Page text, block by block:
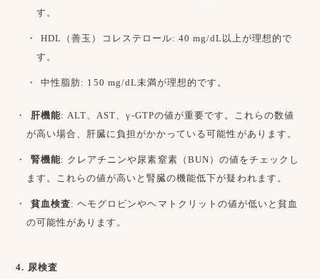
す。
HDL（善玉）コレステロール: 40 mg/dL以上が理想的で
す。
中性脂肪: 150 mg/dL未満が理想的です。
肝機能: ALT、AST、γ-GTPの値が重要です。これらの数値
が高い場合、肝臓に負担がかかっている可能性があります。
腎機能: クレアチニンや尿素窒素（BUN）の値をチェックし
ます。これらの値が高いと腎臓の機能低下が疑われます。
貧血検査: ヘモグロビンやヘマトクリットの値が低いと貧血
の可能性があります。
4. 尿検査